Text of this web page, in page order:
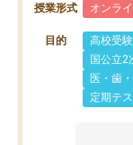
授業形式 オンラ
目的 高校受
国公立2
医・歯
定期テ